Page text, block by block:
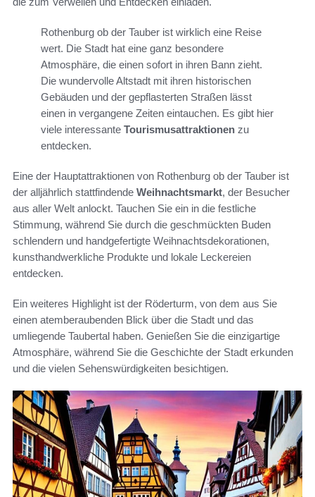
Rothenburg ob der Tauber ist wirklich eine Reise
wert. Die Stadt hat eine ganz besondere
Atmosphäre, die einen sofort in ihren Bann zieht.
Die wundervolle Altstadt mit ihren historischen
Gebäuden und der gepflasterten Straßen lässt
einen in vergangene Zeiten eintauchen. Es gibt hier
viele interessante Tourismusattraktionen zu
entdecken.
Eine der Hauptattraktionen von Rothenburg ob der Tauber ist
der alljährlich stattfindende Weihnachtsmarkt, der Besucher
aus aller Welt anlockt. Tauchen Sie ein in die festliche
Stimmung, während Sie durch die geschmückten Buden
schlendern und handgefertigte Weihnachtsdekorationen,
kunsthandwerkliche Produkte und lokale Leckereien
entdecken.
Ein weiteres Highlight ist der Röderturm, von dem aus Sie
einen atemberaubenden Blick über die Stadt und das
umliegende Taubertal haben. Genießen Sie die einzigartige
Atmosphäre, während Sie die Geschichte der Stadt erkunden
und die vielen Sehenswürdigkeiten besichtigen.